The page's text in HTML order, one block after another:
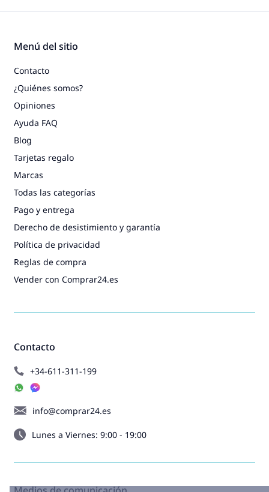
Contacto
+34-611-311-199
info@comprar24.es
Lunes a Viernes: 9:00 - 19:00
Menú del sitio
Contacto
¿Quiénes somos?
Opiniones
Ayuda FAQ
Blog
Tarjetas regalo
Marcas
Todas las categorías
Pago y entrega
Derecho de desistimiento y garantía
Política de privacidad
Reglas de compra
Vender con Comprar24.es